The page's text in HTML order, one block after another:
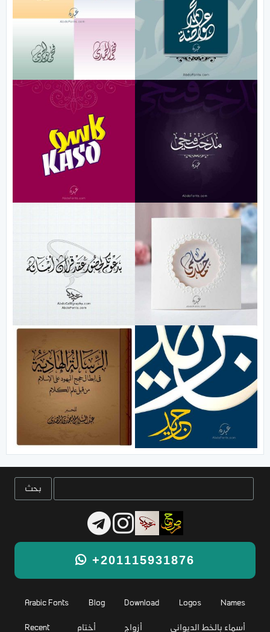
+201115931876
Arabic Fonts Blog Download Logos Names
Recent أختام أزواج أسماء بالخط الديواني